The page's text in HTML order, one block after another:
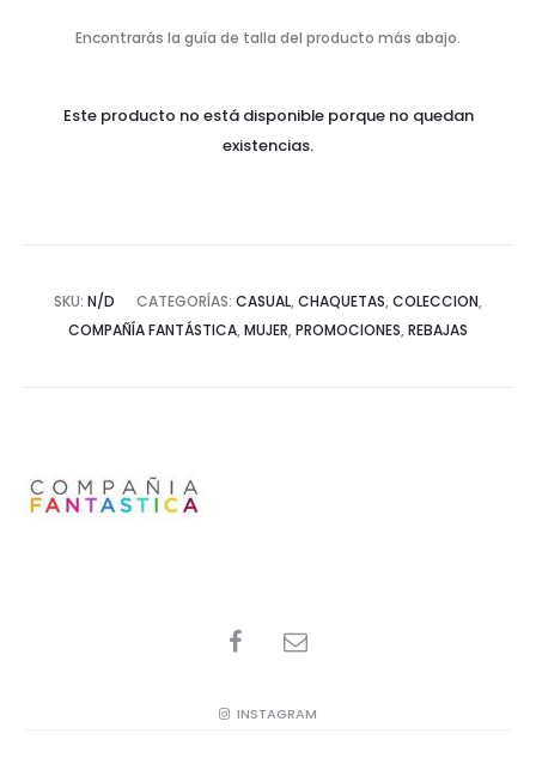
Encontrarás la guía de talla del producto más abajo.
Este producto no está disponible porque no quedan
existencias.
SKU: N/D CATEGORÍAS: CASUAL, CHAQUETAS, COLECCION,
COMPAÑÍA FANTÁSTICA, MUJER, PROMOCIONES, REBAJAS
SHARE
INSTAGRAM